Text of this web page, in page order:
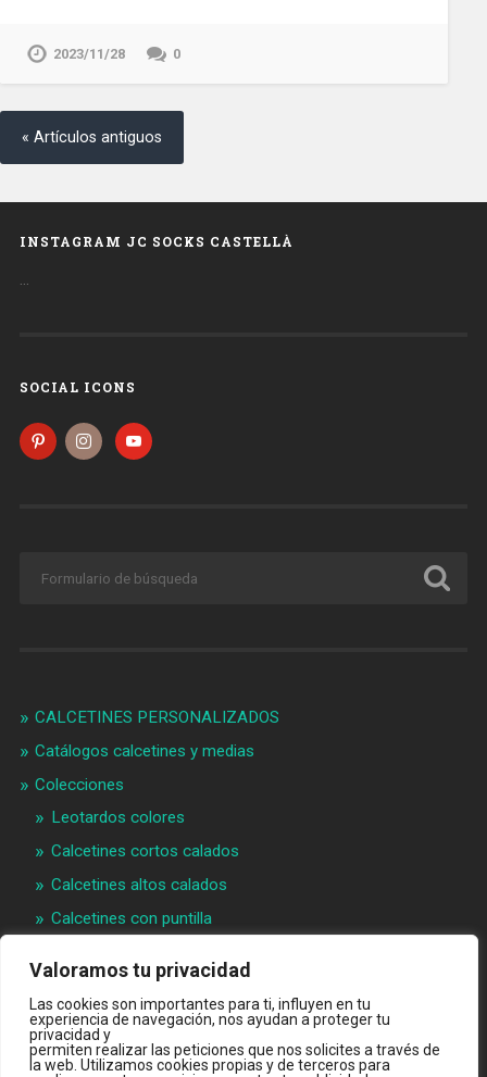
Valoramos tu privacidad
Las cookies son importantes para ti, influyen en tu
experiencia de navegación, nos ayudan a proteger tu
privacidad y
permiten realizar las peticiones que nos solicites a través de
la web. Utilizamos cookies propias y de terceros para
2023/11/28 0
« Artículos antiguos
INSTAGRAM JC SOCKS CASTELLÀ
…
SOCIAL ICONS
CALCETINES PERSONALIZADOS
Catálogos calcetines y medias
Colecciones
Leotardos colores
Calcetines cortos calados
Calcetines altos calados
Calcetines con puntilla
Materias primeras
Videos
Quiénes somos